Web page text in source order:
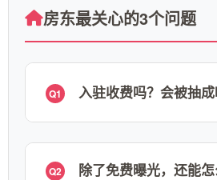
房东最关心的3个问题
Q1 入驻收费吗？会被抽成
Q2
除了免费曝光，还能